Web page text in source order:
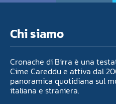
Chi siamo
Cronache di Birra è una
Cime Careddu e attiva dal
panoramica quotidiana sul
italiana e straniera.